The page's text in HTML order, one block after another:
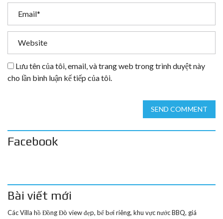
Lưu tên của tôi, email, và trang web trong trình duyệt này
cho lần bình luận kế tiếp của tôi.
SEND COMMENT
Facebook
Bài viết mới
Các Villa hồ Đồng Đò view đẹp, bể bơi riêng, khu vực nước BBQ, giá